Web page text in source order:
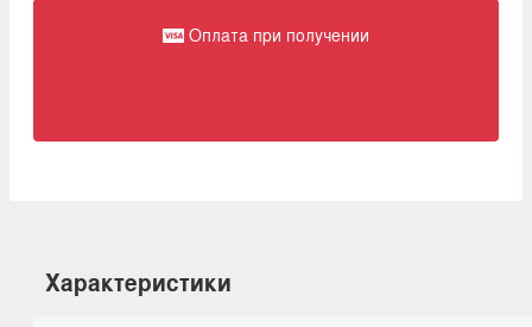
Оплата при получении
Характеристики